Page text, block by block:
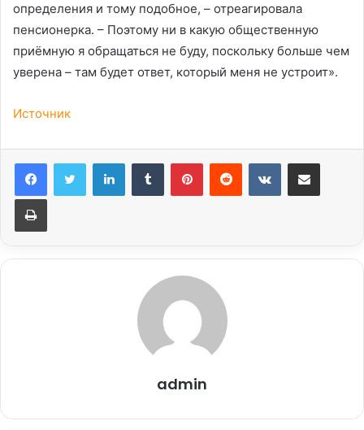
определения и тому подобное, – отреагировала
пенсионерка. – Поэтому ни в какую общественную
приёмную я обращаться не буду, поскольку больше чем
уверена – там будет ответ, который меня не устроит».
Источник
LinkedInTumblr PinterestReddit ВконтактеПоделиться через электронную почту
Печатать
admin